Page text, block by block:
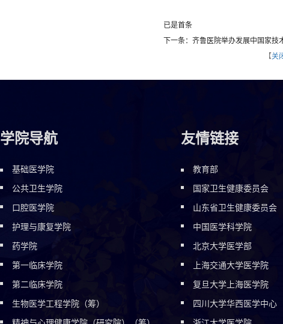
已是首条
下一条：齐鲁医院举办发展中国家技
【关
学院导航
基础医学院
公共卫生学院
口腔医学院
护理与康复学院
药学院
第一临床学院
第二临床学院
生物医学工程学院（筹）
友情链接
教育部
国家卫生健康委员会
山东省卫生健康委员会
中国医学科学院
北京大学医学部
上海交通大学医学院
复旦大学上海医学院
四川大学华西医学中心